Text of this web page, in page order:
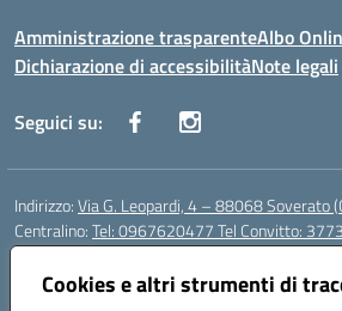
Cookies e altri strumenti di
Amministrazione trasparenteAlbo
Dichiarazione di accessibilitàNote legali
Seguici su:
Indirizzo:Via G. Leopardi, 4 – 88068 Soverato
Centralino:Tel: 0967620477 Tel Convitto:
Email:
Posta elettronica certificata (PEC):